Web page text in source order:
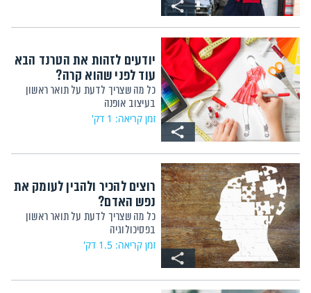
יודעים לזהות את הטרנד הבא
עוד לפני שהוא קרה?
כל מה שצריך לדעת על תואר ראשון
בעיצוב אופנה
זמן קריאה: 1 דק'
רוצים להכיר ולהבין לעומק את
נפש האדם?
כל מה שצריך לדעת על תואר ראשון
בפסיכולוגיה
זמן קריאה: 1.5 דק'